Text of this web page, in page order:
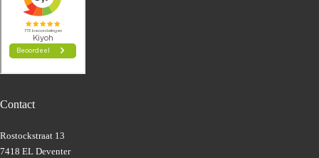
Contact
Rostockstraat 13
7418 EL Deventer